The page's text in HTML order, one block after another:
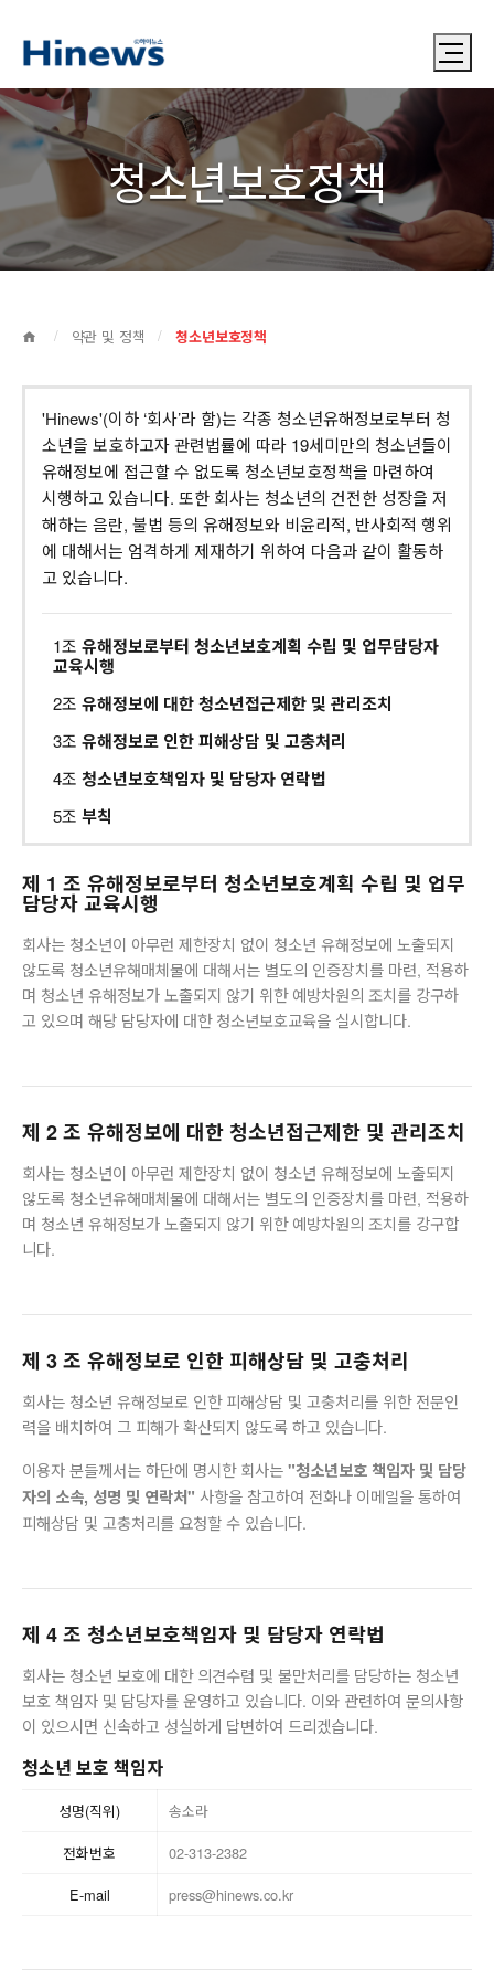
상
영
역
본
문
역
청소년보호정책
페
지
HOME약관 및 정책 청소년보호정책
'Hinews'(이하 ‘회사’라 함)는 각종 청소년유해정보로부터 청
소년을 보호하고자 관련법률에 따라 19세미만의 청소년들이
유해정보에 접근할 수 없도록 청소년보호정책을 마련하여
시행하고 있습니다. 또한 회사는 청소년의 건전한 성장을 저
해하는 음란, 불법 등의 유해정보와 비윤리적, 반사회적 행위
에 대해서는 엄격하게 제재하기 위하여 다음과 같이 활동하
고 있습니다.
1조 유해정보로부터 청소년보호계획 수립 및 업무담당자
교육시행
2조 유해정보에 대한 청소년접근제한 및 관리조치
3조 유해정보로 인한 피해상담 및 고충처리
4조 청소년보호책임자 및 담당자 연락법
5조 부칙
제 1 조 유해정보로부터 청소년보호계획 수립 및 업무
담당자 교육시행
회사는 청소년이 아무런 제한장치 없이 청소년 유해정보에 노출되지
않도록 청소년유해매체물에 대해서는 별도의 인증장치를 마련, 적용하
며 청소년 유해정보가 노출되지 않기 위한 예방차원의 조치를 강구하
고 있으며 해당 담당자에 대한 청소년보호교육을 실시합니다.
제 2 조 유해정보에 대한 청소년접근제한 및 관리조치
회사는 청소년이 아무런 제한장치 없이 청소년 유해정보에 노출되지
않도록 청소년유해매체물에 대해서는 별도의 인증장치를 마련, 적용하
며 청소년 유해정보가 노출되지 않기 위한 예방차원의 조치를 강구합
니다.
제 3 조 유해정보로 인한 피해상담 및 고충처리
회사는 청소년 유해정보로 인한 피해상담 및 고충처리를 위한 전문인
력을 배치하여 그 피해가 확산되지 않도록 하고 있습니다.
이용자 분들께서는 하단에 명시한 회사는 "청소년보호 책임자 및 담당
자의 소속, 성명 및 연락처" 사항을 참고하여 전화나 이메일을 통하여
피해상담 및 고충처리를 요청할 수 있습니다.
제 4 조 청소년보호책임자 및 담당자 연락법
회사는 청소년 보호에 대한 의견수렴 및 불만처리를 담당하는 청소년
보호 책임자 및 담당자를 운영하고 있습니다. 이와 관련하여 문의사항
이 있으시면 신속하고 성실하게 답변하여 드리겠습니다.
청소년 보호 책임자
성명(직위)
송소라
전화번호
02-313-2382
E-mail
press@hinews.co.kr